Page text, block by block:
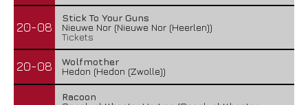
20-08
Stick To Your Guns
Nieuwe Nor (Nieuwe Nor (Heerlen))
Tickets
20-08
Wolfmother
Hedon (Hedon (Zwolle))
Racoon